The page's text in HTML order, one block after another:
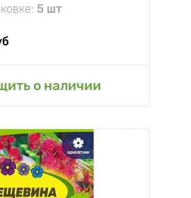
5 шт
о наличии